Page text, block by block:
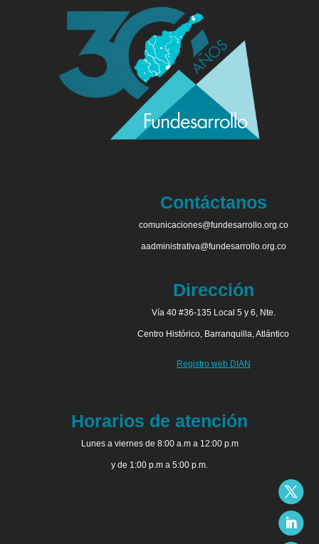
Contáctanos
comunicaciones@fundesarrollo.org.co
aadministrativa@fundesarrollo.org.co
Dirección
Vía 40 #36-135 Local 5 y 6, Nte.
Centro Histórico, Barranquilla, Atlántico
Registro web DIAN
Horarios de atención
Lunes a viernes de 8:00 a.m a 12:00 p.m
y de 1:00 p.m a 5:00 p.m.